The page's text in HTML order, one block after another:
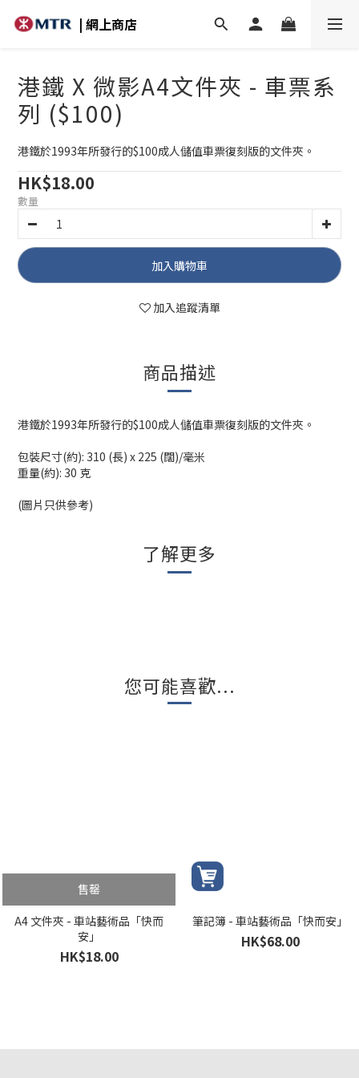
| 網上商店
港鐵 X 微影A4文件夾 - 車票系
列 ($100)
港鐵於1993年所發行的$100成人儲值車票復刻版的文件夾。
HK$18.00
數量
加入購物車
加入追蹤清單
商品描述
港鐵於1993年所發行的$100成人儲值車票復刻版的文件夾。
包裝尺寸(約): 310 (長) x 225 (闊)/毫米
重量(約): 30 克
(圖片只供參考)
了解更多
您可能喜歡...
售罄
A4 文件夾 - 車站藝術品「快而
安」
HK$18.00
筆記簿 - 車站藝術品「快而安」
HK$68.00